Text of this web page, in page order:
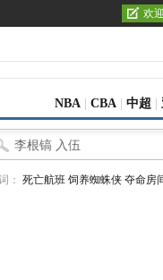
欢
NBA CBA 中超
： 死亡航班 饲养蜘蛛侠 夺命房